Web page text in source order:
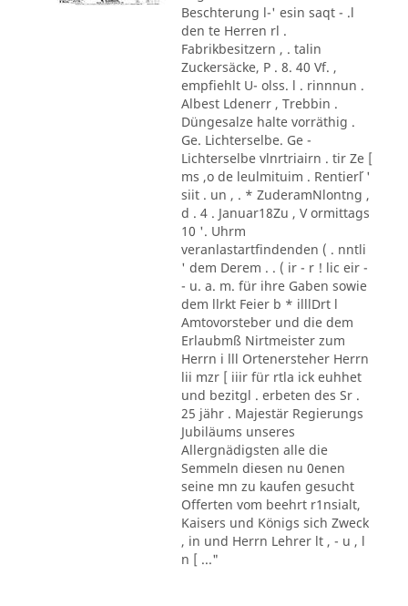
Beschterung l-' esin saqt - .l
den te Herren rl .
Fabrikbesitzern , . talin
Zuckersäcke, P . 8. 40 Vf. ,
empfiehlt U- olss. l . rinnnun .
Albest Ldenerr , Trebbin .
Düngesalze halte vorräthig .
Ge. Lichterselbe. Ge -
Lichterselbe vlnrtriairn . tir Ze [
ms ,o de leulmituim . Rentier´l '
siit . un , . * ZuderamNlontng ,
d . 4 . Januar18Zu , V ormittags
10 '. Uhrm
veranlastartfindenden ( . nntli
' dem Derem . . ( ir - r ! lic eir -
- u. a. m. für ihre Gaben sowie
dem llrkt Feier b * illlDrt l
Amtovorsteber und die dem
Erlaubmß Nirtmeister zum
Herrn i lll Ortenersteher Herrn
lii mzr [ iiir für rtla ick euhhet
und bezitgl . erbeten des Sr .
25 jähr . Majestär Regierungs
Jubiläums unseres
Allergnädigsten alle die
Semmeln diesen nu 0enen
seine mn zu kaufen gesucht
Offerten vom beehrt r1nsialt,
Kaisers und Königs sich Zweck
, in und Herrn Lehrer lt , - u , l
n [ ..."